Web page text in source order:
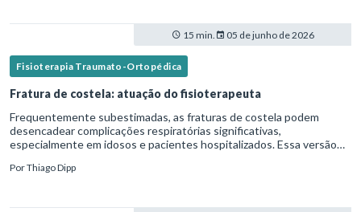
15 min. 05 de junho de 2026
Fisioterapia Traumato-Ortopédica
Fratura de costela: atuação do fisioterapeuta
Frequentemente subestimadas, as fraturas de costela podem
desencadear complicações respiratórias significativas,
especialmente em idosos e pacientes hospitalizados. Essa versão
cená
PorThiago Dipp